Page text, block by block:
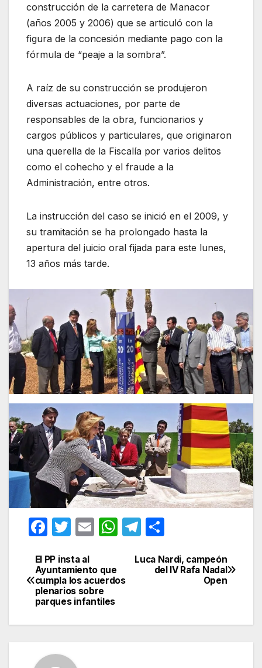
construcción de la carretera de Manacor
(años 2005 y 2006) que se articuló con la
figura de la concesión mediante pago con la
fórmula de “peaje a la sombra”.
A raíz de su construcción se produjeron
diversas actuaciones, por parte de
responsables de la obra, funcionarios y
cargos públicos y particulares, que originaron
una querella de la Fiscalía por varios delitos
como el cohecho y el fraude a la
Administración, entre otros.
La instrucción del caso se inició en el 2009, y
su tramitación se ha prolongado hasta la
apertura del juicio oral fijada para este lunes,
13 años más tarde.
F
c
e
b
o
k
T
itt
er
E
ail
W
s
p
T
e
m
m
tir
Navegación
de
entradas
Luca Nardi, campeón
del IV Rafa Nadal
Open
El PP insta al
Ayuntamiento que
cumpla los acuerdos
plenarios sobre
parques infantiles